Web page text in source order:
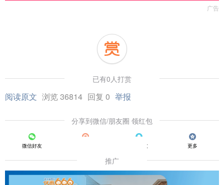
广告
已有0人打赏
阅读原文 浏览 36814 回复 0 举报
分享到微信/朋友圈 领红包
微信好友 QQ好友 更多
推广